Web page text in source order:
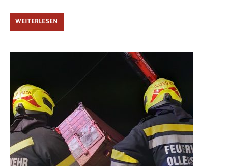
WEITERLESEN